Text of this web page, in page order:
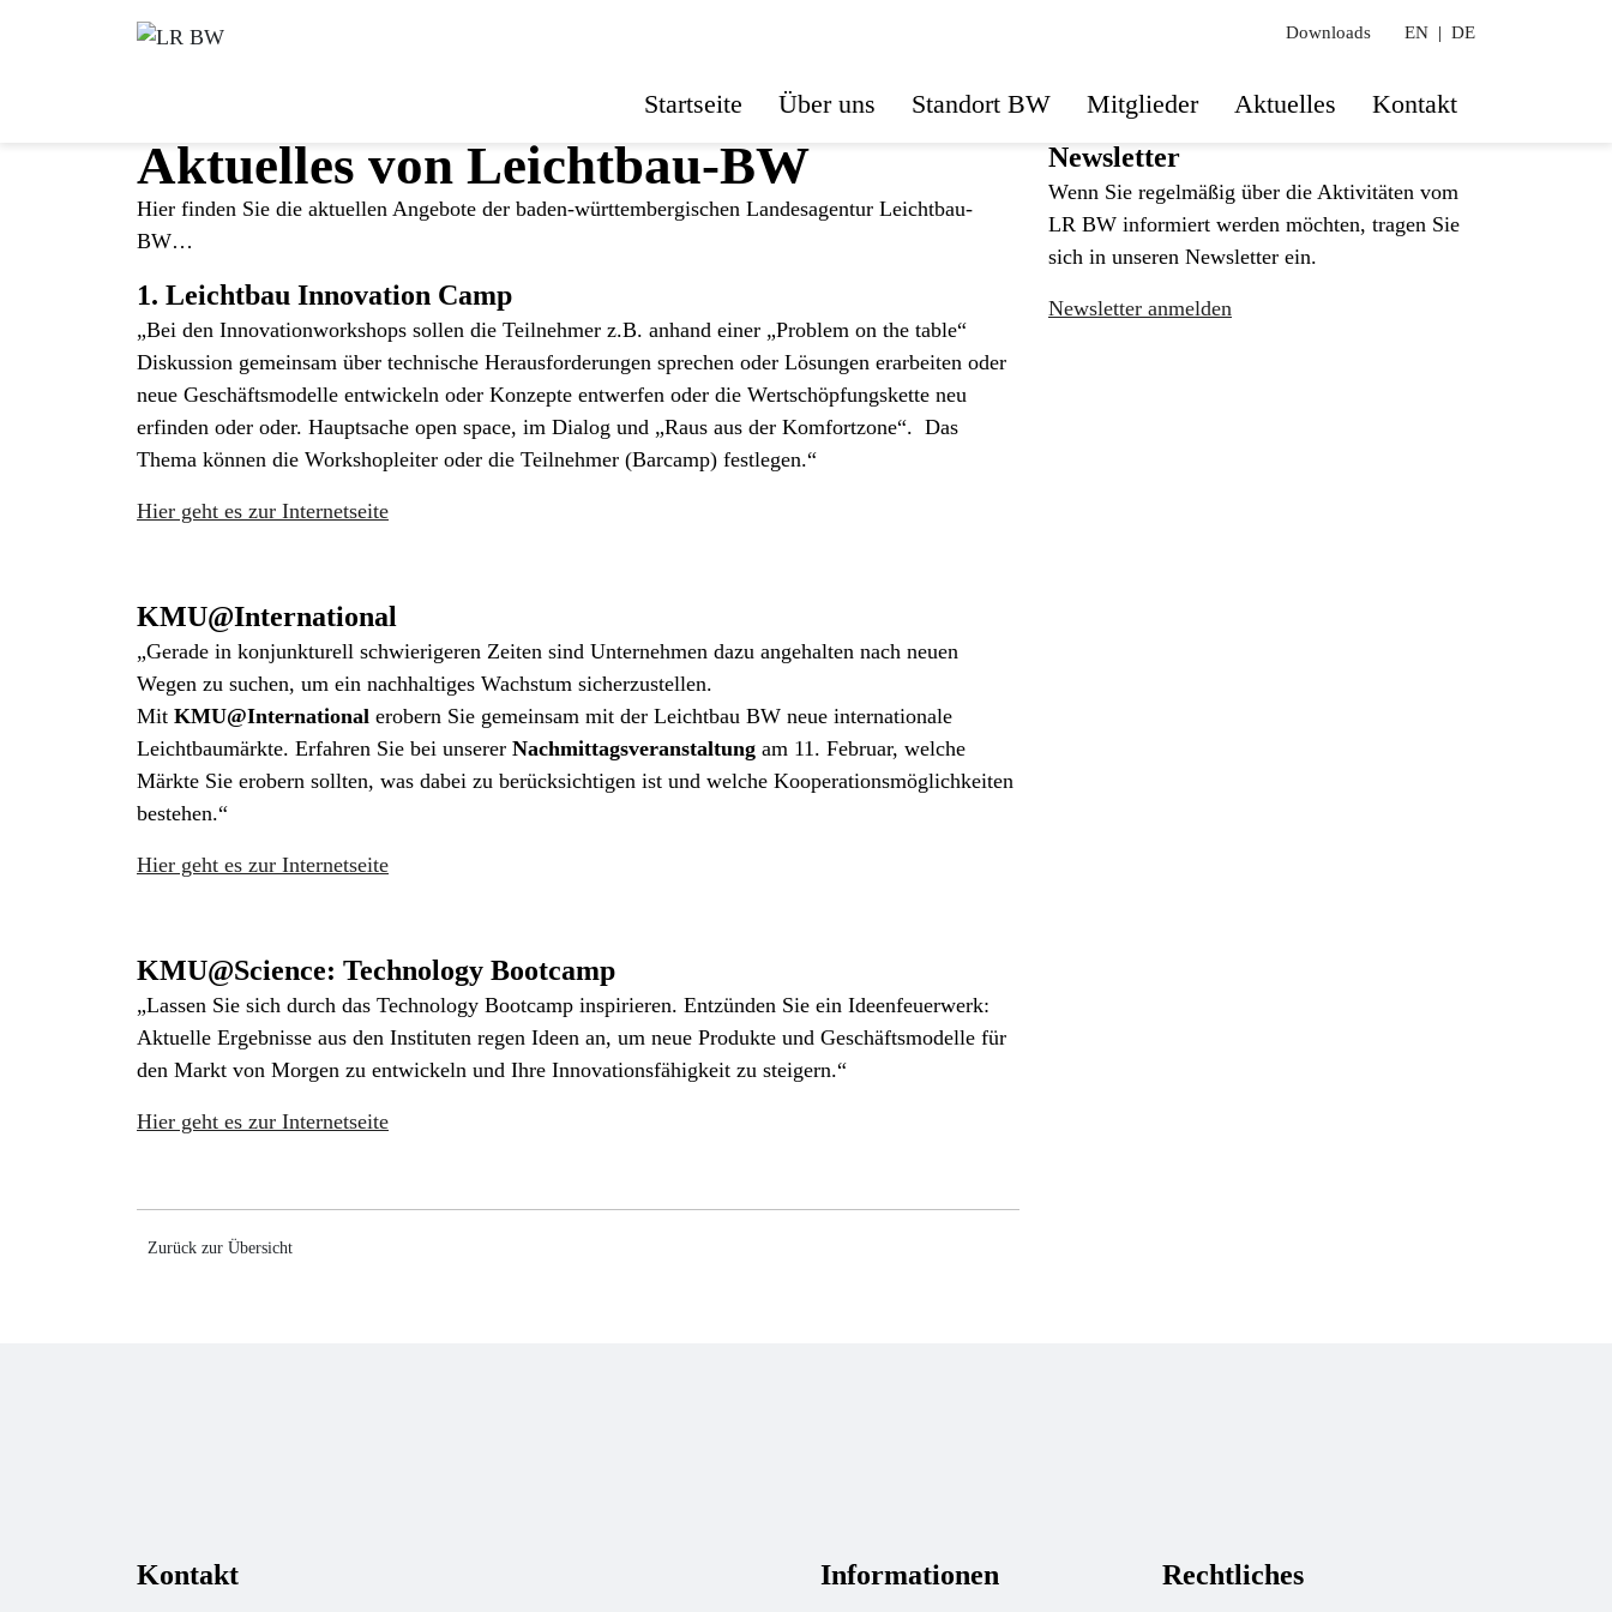
Downloads EN | DE
Startseite Über uns Standort BW Mitglieder Aktuelles Kontakt
Aktuelles von Leichtbau-BW
Hier finden Sie die aktuellen Angebote der baden-württembergischen Landesagentur Leichtbau-
BW…
1. Leichtbau Innovation Camp
„Bei den Innovationworkshops sollen die Teilnehmer z.B. anhand einer „Problem on the table“
Diskussion gemeinsam über technische Herausforderungen sprechen oder Lösungen erarbeiten oder
neue Geschäftsmodelle entwickeln oder Konzepte entwerfen oder die Wertschöpfungskette neu
erfinden oder oder. Hauptsache open space, im Dialog und „Raus aus der Komfortzone“. Das
Thema können die Workshopleiter oder die Teilnehmer (Barcamp) festlegen.“
Hier geht es zur Internetseite
KMU@International
„Gerade in konjunkturell schwierigeren Zeiten sind Unternehmen dazu angehalten nach neuen
Wegen zu suchen, um ein nachhaltiges Wachstum sicherzustellen.
Mit KMU@International erobern Sie gemeinsam mit der Leichtbau BW neue internationale
Leichtbaumärkte. Erfahren Sie bei unserer Nachmittagsveranstaltung am 11. Februar, welche
Märkte Sie erobern sollten, was dabei zu berücksichtigen ist und welche Kooperationsmöglichkeiten
bestehen.“
Hier geht es zur Internetseite
KMU@Science: Technology Bootcamp
„Lassen Sie sich durch das Technology Bootcamp inspirieren. Entzünden Sie ein Ideenfeuerwerk:
Aktuelle Ergebnisse aus den Instituten regen Ideen an, um neue Produkte und Geschäftsmodelle für
den Markt von Morgen zu entwickeln und Ihre Innovationsfähigkeit zu steigern.“
Hier geht es zur Internetseite
Zurück zur Übersicht
Newsletter
Wenn Sie regelmäßig über die Aktivitäten vom
LR BW informiert werden möchten, tragen Sie
sich in unseren Newsletter ein.
Newsletter anmelden
Kontakt Informationen Rechtliches